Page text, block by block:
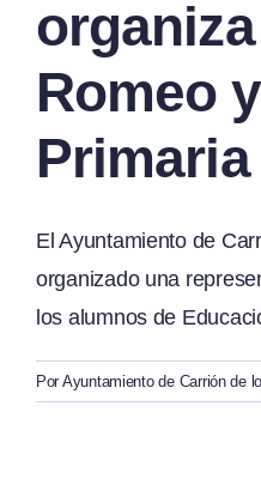
Romeo
El Ayuntamiento de
organizado una
los alumnos de
Por Ayuntamiento de Carrión de